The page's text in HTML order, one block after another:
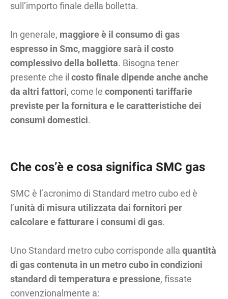
sull’importo finale della bolletta.
In generale, maggiore è il consumo di gas
espresso in Smc, maggiore sarà il costo
complessivo della bolletta. Bisogna tener
presente che ilcosto finale dipende anche anche
da altri fattori, come lecomponenti tariffarie
previste per la fornitura e le caratteristiche dei
consumi domestici.
Che cos’è e cosa significa SMC gas
SMC è l’acronimo di Standard metro cubo ed è
l’unità di misura utilizzata dai fornitori per
calcolare e fatturare i consumi di gas.
Uno Standard metro cubo corrisponde allaquantità
di gas contenuta in un metro cubo in condizioni
standard di temperatura e pressione, fissate
convenzionalmente a: